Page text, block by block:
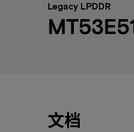
Legacy LPDDR
文档